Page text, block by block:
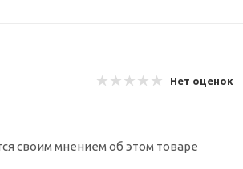
Нет оценок
своим мнением об этом товаре